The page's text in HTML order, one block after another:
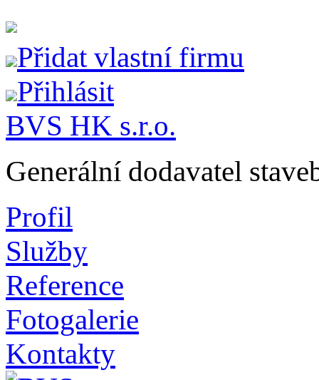
Přidat vlastní firmu
Přihlásit
BVS HK s.r.o.
Generální dodavatel
Profil
Služby
Reference
Fotogalerie
Kontakty